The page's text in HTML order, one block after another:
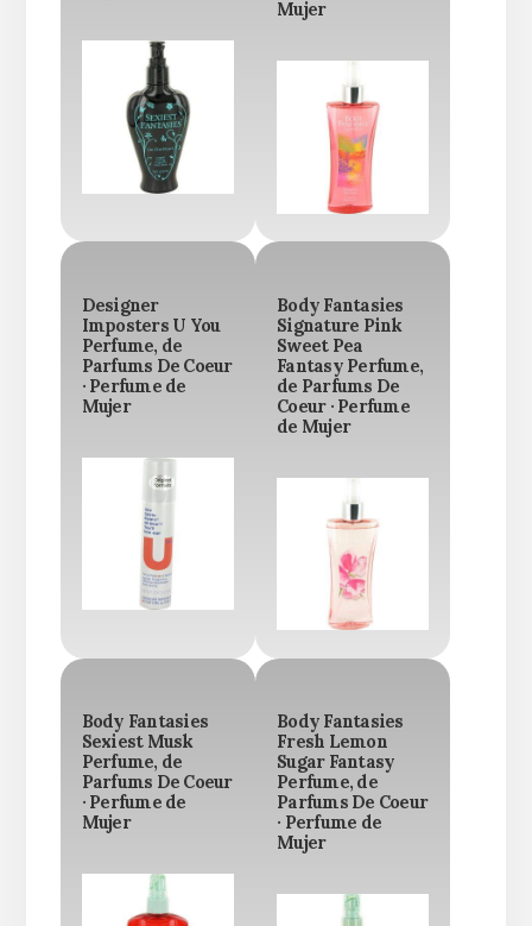
Mujer
Designer
Imposters U You
Perfume, de
Parfums De Coeur
· Perfume de
Mujer
Body Fantasies
Signature Pink
Sweet Pea
Fantasy Perfume,
de Parfums De
Coeur · Perfume
de Mujer
Body Fantasies
Sexiest Musk
Perfume, de
Parfums De Coeur
· Perfume de
Mujer
Body Fantasies
Fresh Lemon
Sugar Fantasy
Perfume, de
Parfums De Coeur
· Perfume de
Mujer